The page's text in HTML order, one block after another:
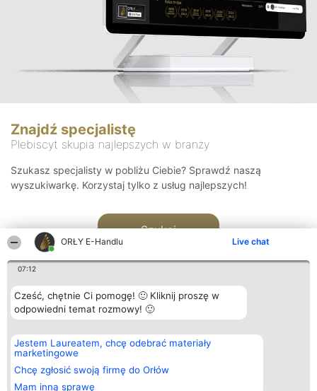
ORŁY E-Handlu Live chat
07:12
Cześć, chętnie Ci pomogę! 🙂 Kliknij proszę w
odpowiedni temat rozmowy! 🙂
Jestem Laureatem, chcę odebrać materiały
marketingowe
Chcę zgłosić swoją firmę do Orłów
Mam inną sprawę
Znajdź specjalistę
Plebiscyt skupia najlepszych w branży
Szukasz specjalisty w pobliżu Ciebie? Sprawdź naszą
wyszukiwarkę. Korzystaj tylko z usług najlepszych!
Szukaj
Organizator plebiscytu
Bright Side Solutions sp. z o.
o. sp. k.
ul. Ruska 22
Wrocław 50-079
KRS 0000749100 | Regon
Plebiscyt
Laureaci
wszystkich
Laureatów
Kontakt
Kontakt